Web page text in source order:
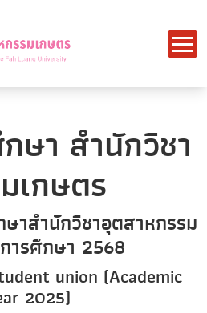
ษา สำนักวิชา
เกษตร
าสำนักวิชาอุตสาหกรรม
ารศึกษา 2568
union (Academic
2025)